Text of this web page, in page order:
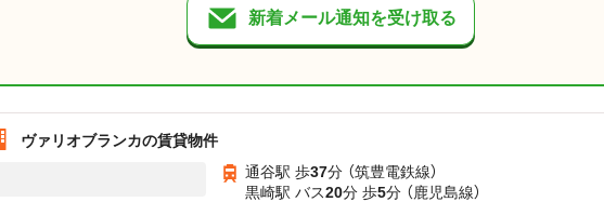
新着メール通知を受け取る
ヴァリオブランカの賃貸物件
通谷駅 歩37分 （筑豊電鉄線）
黒崎駅 バス20分 歩5分 （鹿児島線）